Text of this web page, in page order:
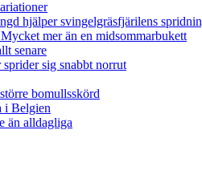
hjälper svingelgräsfjärilens
mer än en midsommarbukett
senare
sig snabbt norrut
bomullsskörd
i Belgien
än alldagliga